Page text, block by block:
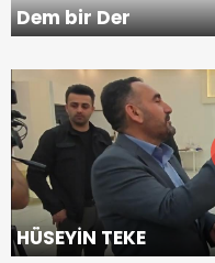
Dem bir Der
HÜSEYİN TEKE